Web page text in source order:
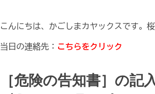
こんにちは、かごしまカヤックスです。
当日の連絡先： こちらをクリック
［危険の告知書］の記